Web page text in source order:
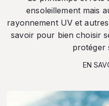
ensoleillement mais
rayonnement UV et
savoir pour bien choisir
protéger
EN